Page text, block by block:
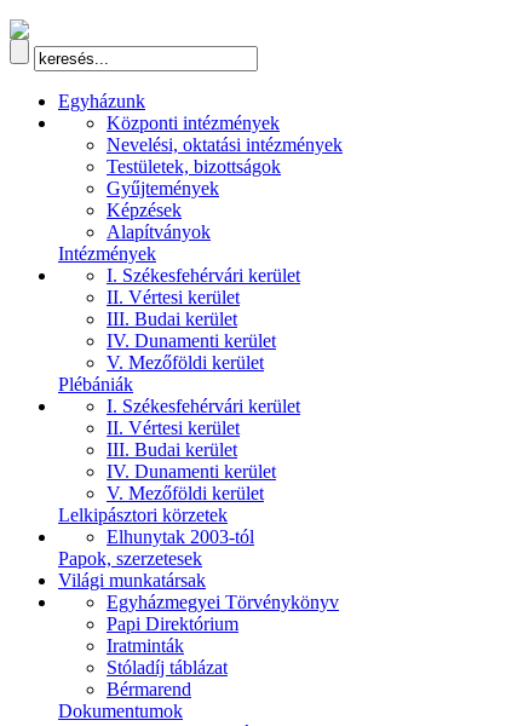
Egyházunk
Központi intézmények
Nevelési, oktatási intézmények
Testületek, bizottságok
Gyűjtemények
Képzések
Alapítványok
Intézmények
I. Székesfehérvári kerület
II. Vértesi kerület
III. Budai kerület
IV. Dunamenti kerület
V. Mezőföldi kerület
Plébániák
I. Székesfehérvári kerület
II. Vértesi kerület
III. Budai kerület
IV. Dunamenti kerület
V. Mezőföldi kerület
Lelkipásztori körzetek
Elhunytak 2003-tól
Papok, szerzetesek
Világi munkatársak
Egyházmegyei Törvénykönyv
Papi Direktórium
Iratminták
Stóladíj táblázat
Bérmarend
Dokumentumok